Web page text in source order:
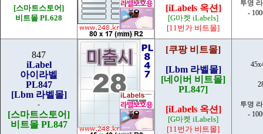
[스마트스토어]
비트몰 PL628
[iLabels 옥션]
[G마켓 iLabels]
[11번가 비트몰]
투명
-
847
iLabel
아이라벨
PL847
[Lbm 라벨몰]
-
[스마트스토어]
비트몰 PL847
[쿠팡 비트몰]
[Lbm 라벨몰]
[네이버 비트몰]
PL847]
[iLabels 옥션]
[G마켓 iLabels]
[11번가 비트몰]
투명
-